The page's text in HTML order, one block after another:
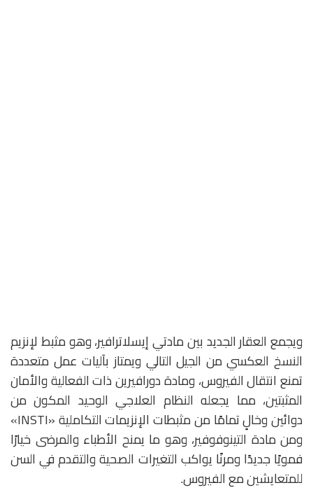
ويجمع العقار الجديد بين مادتي إيسلاترافير، وهو مثبط لإنزيم
النسخ العكسي من الجيل التالي ويمتاز بآليات عمل متعددة
تمنع انتقال الفيروس، ومادة دورافيرين ذات الفعالية والأمان
المثبتين، مما يجعله النظام العلاجي الوحيد المكون من
دوائين وخالٍ تمامًا من مثبطات الإنزيمات التكاملية «INSTI»
ومن مادة التينوفوفير، وهو ما يمنح الأطباء والمرضى خيارًا
فمويًا جديدًا ومرنًا يواكب التغيرات الصحية والتقدم في السن
للمتعايشين مع الفيروس.